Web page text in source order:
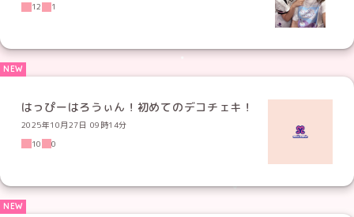
12
1
はっぴーはろうぃん！初めてのデコチェキ！
2025年10月27日 09時14分
10
0